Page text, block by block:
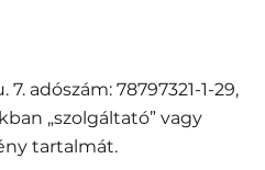
adószám: 78797321-1-29,
„szolgáltató” vagy
tartalmát.